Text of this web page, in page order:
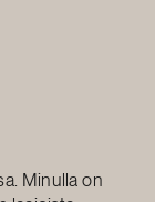
Minulla on